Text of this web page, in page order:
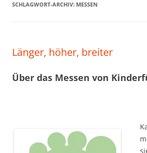
SCHLAGWORT-ARCHIV: MESSEN
Länger, höher, breiter
Über das Messen von